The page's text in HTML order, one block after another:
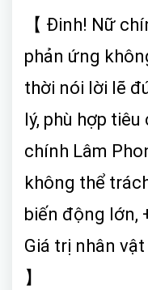
【 Đinh! Nữ
phản ứng
thời nói lời lẽ
lý, phù hợp
chính Lâm
không thể
biến động lớn,
Giá trị nhân
】